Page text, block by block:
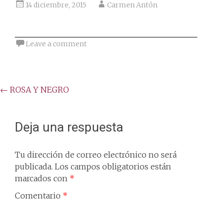
14 diciembre, 2015 Carmen Antón
Leave a comment
Post
← ROSA Y NEGRO
Deja una respuesta
Tu dirección de correo electrónico no será
publicada. Los campos obligatorios están
marcados con *
Comentario *